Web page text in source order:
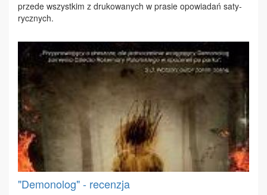
przede wszyst­kim z dru­ko­wa­nych w pra­sie opo­wia­dań sa­ty­
rycz­nych.
"Demonolog" - recenzja